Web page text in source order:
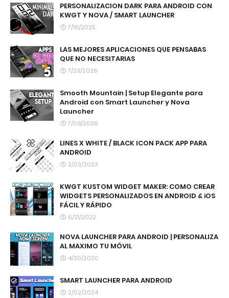
PERSONALIZACION DARK PARA ANDROID CON
KWGT Y NOVA / SMART LAUNCHER
7/16/2025
LAS MEJORES APLICACIONES QUE PENSABAS
QUE NO NECESITARIAS
7/23/2026
Smooth Mountain | Setup Elegante para
Android con Smart Launcher y Nova
Launcher
7/08/2026
LINES X WHITE / BLACK ICON PACK APP PARA
ANDROID
2/03/2023
KWGT KUSTOM WIDGET MAKER: COMO CREAR
WIDGETS PERSONALIZADOS EN ANDROID & iOS
FÁCIL Y RÁPIDO
6/21/2022
NOVA LAUNCHER PARA ANDROID | PERSONALIZA
AL MAXIMO TU MÓVIL
4/30/2020
SMART LAUNCHER PARA ANDROID
2/02/2024